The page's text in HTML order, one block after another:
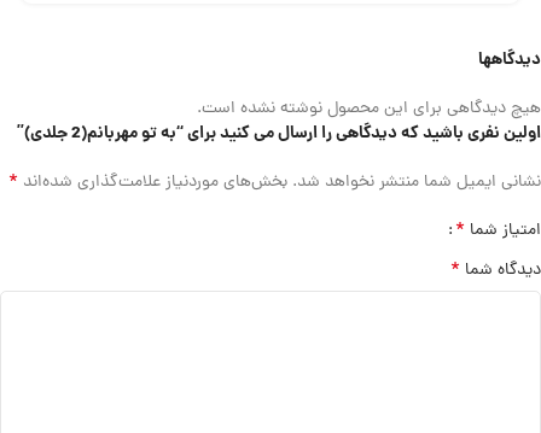
دیدگاهها
هیچ دیدگاهی برای این محصول نوشته نشده است.
اولین نفری باشید که دیدگاهی را ارسال می کنید برای “به تو مهربانم(2 جلدی)”
نشانی ایمیل شما منتشر نخواهد شد. بخش‌های موردنیاز علامت‌گذاری شده‌اند *
امتیاز شما *
دیدگاه شما *